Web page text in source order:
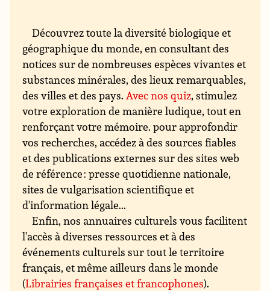
Découvrez toute la diversité biologique et
géographique du monde, en consultant des
notices sur de nombreuses espèces vivantes et
substances minérales, des lieux remarquables,
des villes et des pays. Avec nos quiz, stimulez
votre exploration de manière ludique, tout en
renforçant votre mémoire. pour approfondir
vos recherches, accédez à des sources fiables
et des publications externes sur des sites web
de référence : presse quotidienne nationale,
sites de vulgarisation scientifique et
d'information légale...
Enfin, nos annuaires culturels vous facilitent
l'accès à diverses ressources et à des
événements culturels sur tout le territoire
français, et même ailleurs dans le monde
(Librairies françaises et francophones).